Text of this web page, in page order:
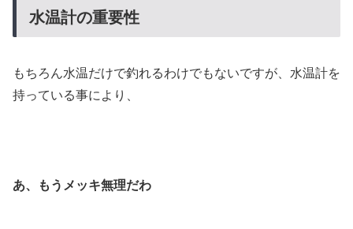
水温計の重要性
もちろん水温だけで釣れるわけでもないですが、水温計を
持っている事により、
あ、もうメッキ無理だわ